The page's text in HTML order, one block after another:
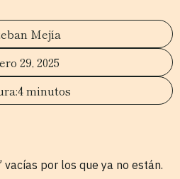
Mejía
29, 2025
4 minutos
vacías por los que ya no están.